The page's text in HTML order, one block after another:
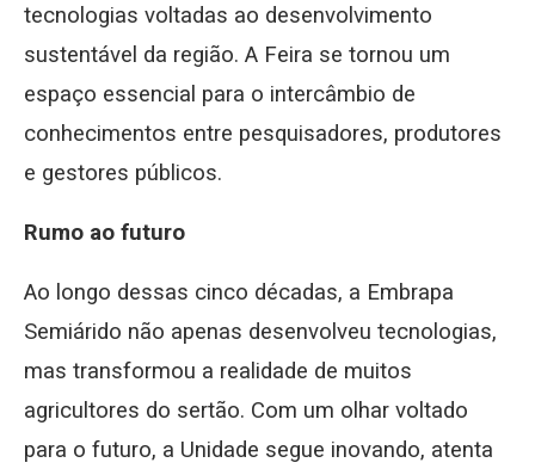
tecnologias voltadas ao desenvolvimento
sustentável da região. A Feira se tornou um
espaço essencial para o intercâmbio de
conhecimentos entre pesquisadores, produtores
e gestores públicos.
Rumo ao futuro
Ao longo dessas cinco décadas, a Embrapa
Semiárido não apenas desenvolveu tecnologias,
mas transformou a realidade de muitos
agricultores do sertão. Com um olhar voltado
para o futuro, a Unidade segue inovando, atenta